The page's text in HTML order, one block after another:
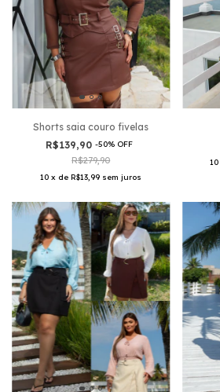
Shorts saia couro fivelas
R$139,90-50% OFF
R$279,90
10 x deR$13,99 sem juros
10